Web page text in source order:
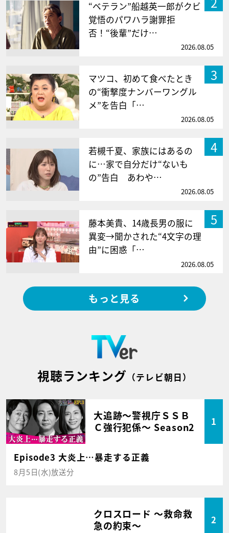
“ベテラン”船越英一郎がクビ
覚悟のパワハラ謝罪拒
否！“後輩”だけ…
2026.08.05
3
マツコ、初めて食べたとき
の“衝撃度ナンバーワングル
メ”を告白「…
2026.08.05
4
若槻千夏、家族にはあるの
に…家で自分だけ“ないも
の”告白 あわや…
2026.08.05
5
藤本美貴、14歳長男の服に
異変→聞かされた“4文字の理
由”に困惑「…
2026.08.05
もっと見る
視聴ランキング （テレビ朝日）
大追跡～警視庁ＳＳＢ
Ｃ強行犯係～ Season2
1
Episode3 大炎上…暴走する正義
8月5日(水)放送分
クロスロード ～救命救
急の約束～
2